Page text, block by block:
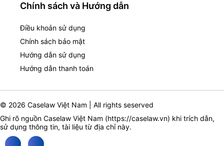
Chính sách và Hướng dẫn
Điều khoản sử dụng
Chính sách bảo mật
Hướng dẫn sử dụng
Hướng dẫn thanh toán
© 2026 Caselaw Việt Nam | All rights seserved
Ghi rõ nguồn Caselaw Việt Nam (https://caselaw.vn) khi trích dẫn,
sử dụng thông tin, tài liệu từ địa chỉ này.